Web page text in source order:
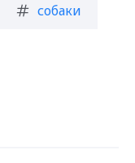
собаки